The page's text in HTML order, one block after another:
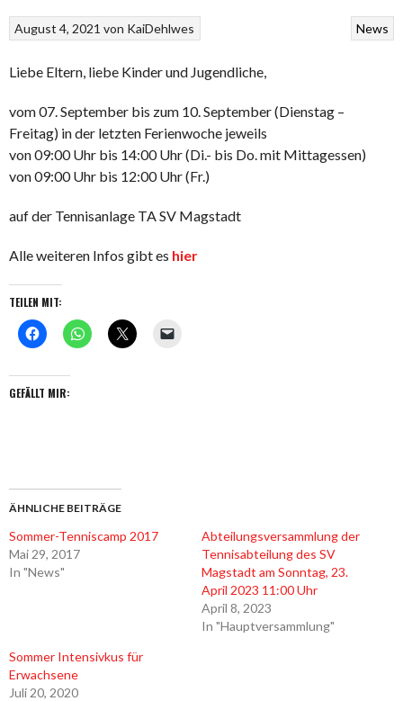
News
August 4, 2021 von KaiDehlwes
Liebe Eltern, liebe Kinder und Jugendliche,
vom 07. September bis zum 10. September (Dienstag –
Freitag) in der letzten Ferienwoche jeweils
von 09:00 Uhr bis 14:00 Uhr (Di.- bis Do. mit Mittagessen)
von 09:00 Uhr bis 12:00 Uhr (Fr.)
auf der Tennisanlage TA SV Magstadt
Alle weiteren Infos gibt es hier
TEILEN MIT:
GEFÄLLT MIR:
ÄHNLICHE BEITRÄGE
Sommer-Tenniscamp 2017
Mai 29, 2017
In "News"
Abteilungsversammlung der
Tennisabteilung des SV
Magstadt am Sonntag, 23.
April 2023 11:00 Uhr
April 8, 2023
In "Hauptversammlung"
Sommer Intensivkus für
Erwachsene
Juli 20, 2020